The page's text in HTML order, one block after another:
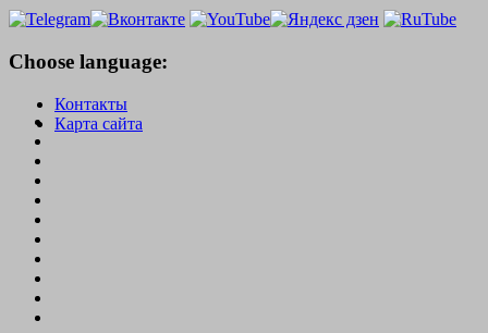
Choose language:
Контакты
Карта сайта